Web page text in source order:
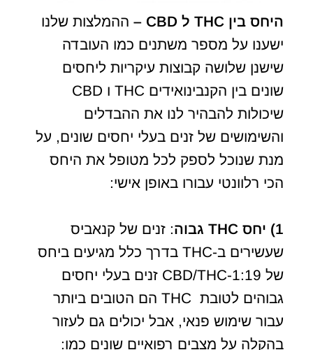
היחס ביןTHC ל CBD
– ההמלצות שלנו
ישענו על מספר משתנים כמו העובדה
שישנן שלושה קבוצות עיקריות ליחסים
שונים בין הקנבינואידים THC ו CBD
שיכולות להבהיר לנו את ההבדלים
והשימושים של זנים בעלי יחסים שונים, על
מנת שנוכל לספק לכל מטופל את היחס
הכי רלוונטי עבורו באופן אישי:
1) יחס THC גבוה
: זנים של קנאביס
שעשירים ב-THC בדרך כלל מגיעים ביחס
של CBD/THC-1:19 זנים בעלי יחסים
גבוהים לטובת THC הם הטובים ביותר
עבור שימוש פנאי, אבל יכולים גם לעזור
בהקלה על מצבים רפואיים שונים כמו: